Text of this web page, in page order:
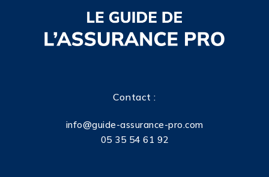
Contact :
info@guide-assurance-pro.com
05 35 54 61 92